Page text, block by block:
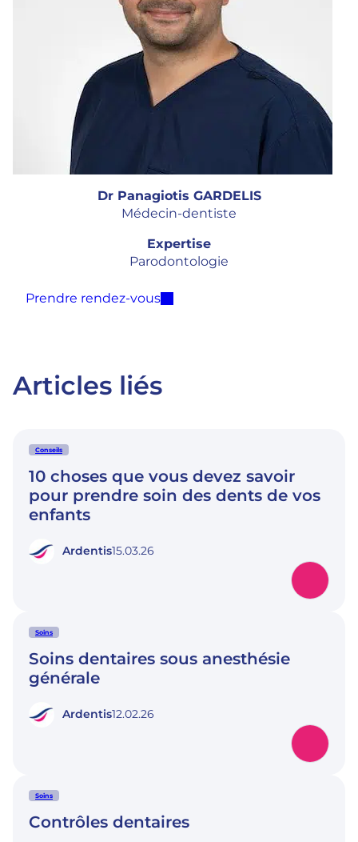
Dr Panagiotis GARDELIS
Médecin-dentiste
Expertise
Parodontologie
Prendre rendez-vous
Articles liés
Conseils
10 choses que vous devez savoir
pour prendre soin des dents de vos
enfants
Ardentis15.03.26
Soins
Soins dentaires sous anesthésie
générale
Ardentis12.02.26
Soins
Contrôles dentaires